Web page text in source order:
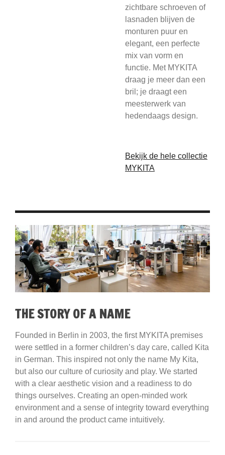
zichtbare schroeven of
lasnaden blijven de
monturen puur en
elegant, een perfecte
mix van vorm en
functie. Met MYKITA
draag je meer dan een
bril; je draagt een
meesterwerk van
hedendaags design.
Bekijk de hele collectie
MYKITA
THE STORY OF A NAME
Founded in Berlin in 2003, the first MYKITA premises
were settled in a former children’s day care, called Kita
in German. This inspired not only the name My Kita,
but also our culture of curiosity and play. We started
with a clear aesthetic vision and a readiness to do
things ourselves. Creating an open-minded work
environment and a sense of integrity toward everything
in and around the product came intuitively.